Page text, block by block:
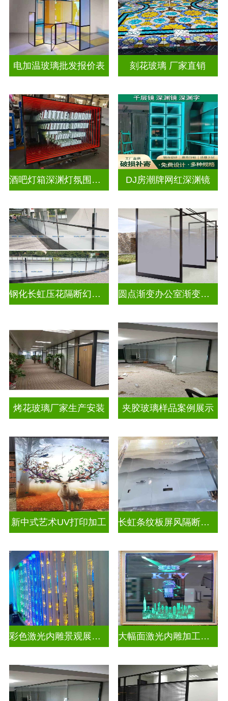
电加温玻璃批发报价表 刻花玻璃 厂家直销
酒吧灯箱深渊灯氛围灯深渊镜 DJ房潮牌网红深渊镜
钢化长虹压花隔断幻彩炫彩渐变玻璃 圆点渐变办公室渐变隔断装饰玻璃
烤花玻璃厂家生产安装 夹胶玻璃样品案例展示
新中式艺术UV打印加工 长虹条纹板屏风隔断装饰彩绘玻璃
彩色激光内雕景观展示发光玻璃 大幅面激光内雕加工生产